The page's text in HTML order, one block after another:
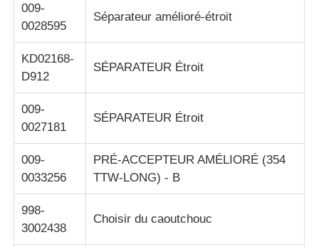
machine à poser
Pièces de rechange ATM
Distributeur automatique de billets
Recycleur de pièces
009-
0028595
Séparateur amélioré-étroit
KD02168-
D912
SÉPARATEUR Étroit
009-
0027181
SÉPARATEUR Étroit
009-
0033256
PRÉ-ACCEPTEUR AMÉLIORÉ (354
TTW-LONG) - B
998-
3002438
Choisir du caoutchouc